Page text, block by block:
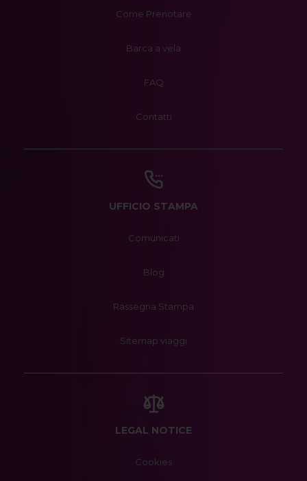
Come Prenotare
Barca a vela
FAQ
Contatti
UFFICIO STAMPA
Comunicati
Blog
Rassegna Stampa
Sitemap viaggi
LEGAL NOTICE
Cookies